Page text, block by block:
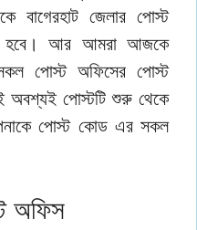
বাগেরহাট জেলার পোস্ট
হবে। আর আমরা আজকে
পোস্ট অফিসের পোস্ট
অবশ্যই পোস্টটি শুরু থেকে
‌পোস্ট কোড এর সকল
অফিস